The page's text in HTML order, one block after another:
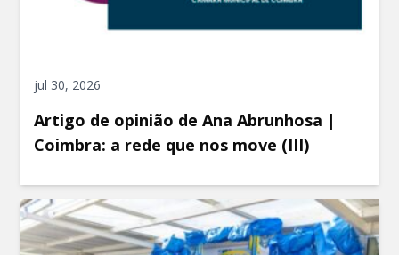
jul 30, 2026
Artigo de opinião de Ana Abrunhosa |
Coimbra: a rede que nos move (III)